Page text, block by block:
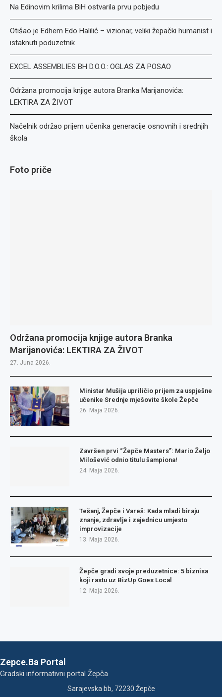
Na Edinovim krilima BiH ostvarila prvu pobjedu
Otišao je Edhem Edo Halilić – vizionar, veliki žepački humanist i
istaknuti poduzetnik
EXCEL ASSEMBLIES BH D.O.O.: OGLAS ZA POSAO
Održana promocija knjige autora Branka Marijanovića:
LEKTIRA ZA ŽIVOT
Načelnik održao prijem učenika generacije osnovnih i srednjih
škola
Foto priče
Održana promocija knjige autora Branka
Marijanovića: LEKTIRA ZA ŽIVOT
27. Juna 2026.
Ministar Mušija upriličio prijem za uspješne
učenike Srednje mješovite škole Žepče
26. Maja 2026.
Završen prvi “Žepče Masters”: Mario Željo
Milošević odnio titulu šampiona!
24. Maja 2026.
Tešanj, Žepče i Vareš: Kada mladi biraju
znanje, zdravlje i zajednicu umjesto
improvizacije
13. Maja 2026.
Žepče gradi svoje preduzetnice: 5 biznisa
koji rastu uz BizUp Goes Local
12. Maja 2026.
Zepce.Ba Portal
Gradski informativni portal Žepča
Sarajevska bb, 72230 Žepče